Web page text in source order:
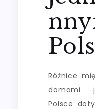
Różnice
domami
Polsce